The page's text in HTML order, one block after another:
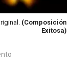
(Composición
Exitosa)